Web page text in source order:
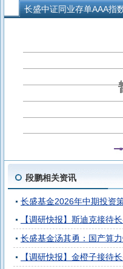
长盛中证同业存单AAA指
段鹏相关资讯
长盛基金2026年中期投资
【调研快报】斯迪克接待
长盛基金汤其勇：国产算
【调研快报】金橙子接待